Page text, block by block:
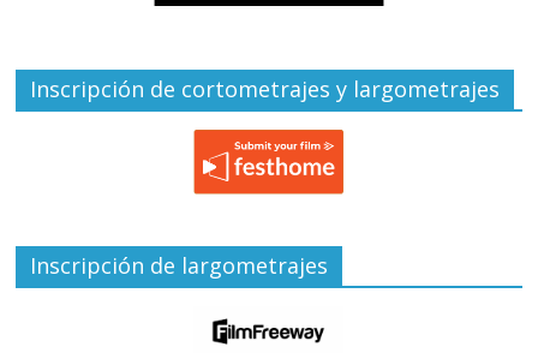
Inscripción de cortometrajes y largometrajes
Inscripción de largometrajes